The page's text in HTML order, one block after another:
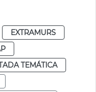
EXTRAMURS
TEMÁTICA